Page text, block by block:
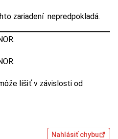
zariadení nepredpokladá.
líšiť v závislosti od
Nahlásiť chybu